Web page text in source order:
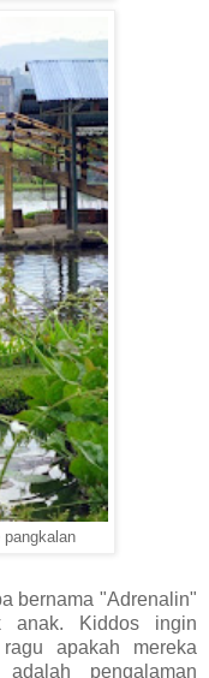
bernama "Adrenalin"
anak. Kiddos ingin
apakah mereka
pengalaman